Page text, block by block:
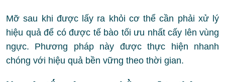
Mỡ sau khi được lấy ra khỏi cơ thể cần phải xử lý
hiệu quả để có được tế bào tối ưu nhất cấy lên vùng
ngực. Phương pháp này được thực hiện nhanh
chóng với hiệu quả bền vững theo thời gian.